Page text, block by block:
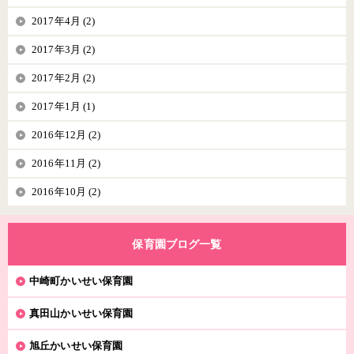
2017年4月 (2)
2017年3月 (2)
2017年2月 (2)
2017年1月 (1)
2016年12月 (2)
2016年11月 (2)
2016年10月 (2)
保育園ブログ一覧
中崎町かいせい保育園
真田山かいせい保育園
旭丘かいせい保育園